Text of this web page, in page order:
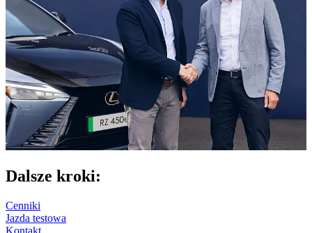
Dalsze kroki:
Cenniki
Jazda testowa